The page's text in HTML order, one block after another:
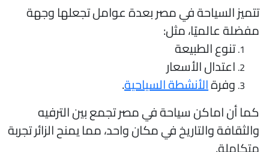
السياحة في مصر بعدة عوامل تجعلها وجهة
عالميًا، مثل:
تنوع الطبيعة
اعتدال الأسعار
وفرةالأنشطة السياحية.
أن اماكن سياحة في مصر تجمع بين الترفيه
والتاريخ في مكان واحد، مما يمنح الزائر تجربة